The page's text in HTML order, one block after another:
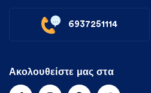
6937251114
Ακολουθείστε μας στα